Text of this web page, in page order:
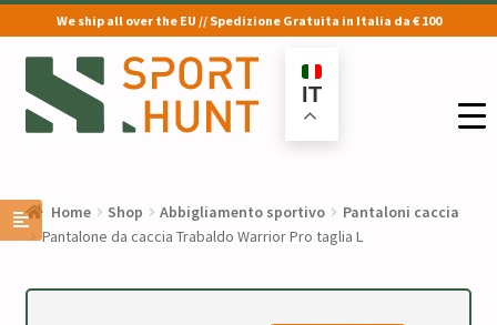
We ship all over the EU // Spedizione Gratuita in Italia da € 100
Vai
alla
navigazione
Vai
al
contenuto
IT
Home Shop Abbigliamento sportivo
Pantaloni caccia
Pantalone da caccia Trabaldo Warrior Pro taglia L